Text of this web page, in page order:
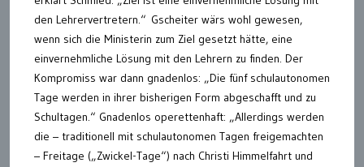
den Lehrervertretern.“ Gscheiter wärs wohl gewesen,
wenn sich die Ministerin zum Ziel gesetzt hätte, eine
einvernehmliche Lösung mit den Lehrern zu finden. Der
Kompromiss war dann gnadenlos: „Die fünf schulautonomen
Tage werden in ihrer bisherigen Form abgeschafft und zu
Schultagen.“ Gnadenlos operettenhaft: „Allerdings werden
die – traditionell mit schulautonomen Tagen freigemachten
– Freitage („Zwickel-Tage“) nach Christi Himmelfahrt und